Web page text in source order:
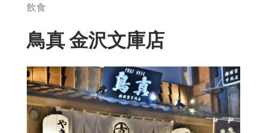
飲食
鳥真 金沢文庫店